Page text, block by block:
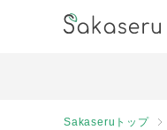
Sakaseruトップ